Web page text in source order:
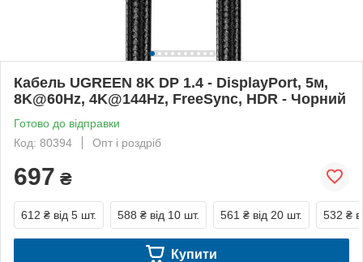
Кабель UGREEN 8K DP 1.4 - DisplayPort, 5м,
8K@60Hz, 4K@144Hz, FreeSync, HDR - Чорний
Готово до відправки
Код: 80394
Опт і роздріб
697 ₴
612 ₴ від 5 шт. 588 ₴ від 10 шт. 561 ₴ від 20 шт. 532 ₴
Купити